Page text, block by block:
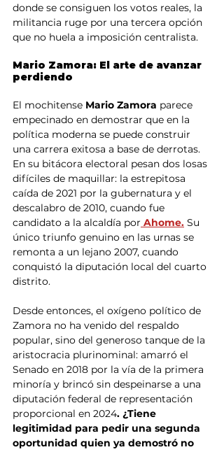
donde se consiguen los votos reales, la
militancia ruge por una tercera opción
que no huela a imposición centralista.
Mario Zamora: El arte de avanzar
perdiendo
El mochitense Mario Zamora parece
empecinado en demostrar que en la
política moderna se puede construir
una carrera exitosa a base de derrotas.
En su bitácora electoral pesan dos losas
difíciles de maquillar: la estrepitosa
caída de 2021 por la gubernatura y el
descalabro de 2010, cuando fue
candidato a la alcaldía por Ahome. Su
único triunfo genuino en las urnas se
remonta a un lejano 2007, cuando
conquistó la diputación local del cuarto
distrito.
Desde entonces, el oxígeno político de
Zamora no ha venido del respaldo
popular, sino del generoso tanque de la
aristocracia plurinominal: amarró el
Senado en 2018 por la vía de la primera
minoría y brincó sin despeinarse a una
diputación federal de representación
proporcional en 2024. ¿Tiene
legitimidad para pedir una segunda
oportunidad quien ya demostró no